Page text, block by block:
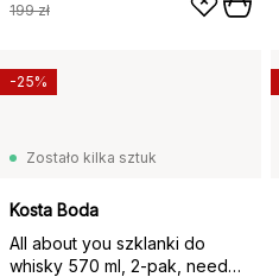
199 zł
Zostało kilka sztuk
Kosta Boda
All about you szklanki do
whisky 570 ml, 2‑pak, need
-25%